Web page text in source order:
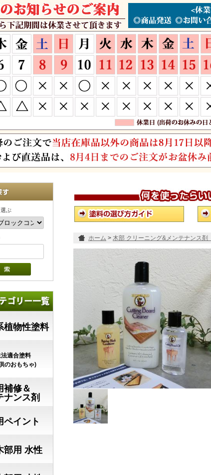
ぶ
ホーム > 木部 クリーニング&メンテナンス剤